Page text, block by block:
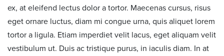
ex, at eleifend lectus dolor a tortor. Maecenas cursus, risus
eget ornare luctus, diam mi congue urna, quis aliquet lorem
tortor a ligula. Etiam imperdiet velit lacus, eget aliquam velit
vestibulum ut. Duis ac tristique purus, in iaculis diam. In at